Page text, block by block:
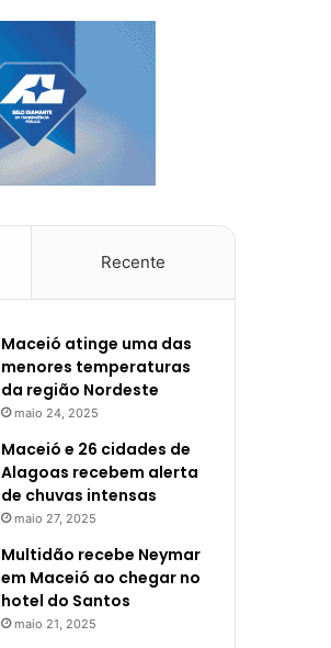
Recente
Maceió atinge uma das
menores temperaturas
da região Nordeste
maio 24, 2025
Maceió e 26 cidades de
Alagoas recebem alerta
de chuvas intensas
maio 27, 2025
Multidão recebe Neymar
em Maceió ao chegar no
hotel do Santos
maio 21, 2025